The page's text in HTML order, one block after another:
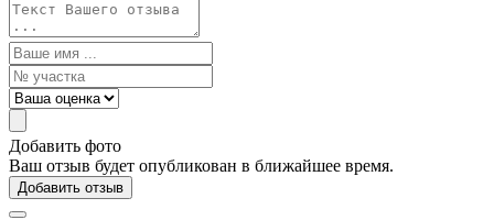
Добавить фото
Ваш отзыв будет опубликован в ближайшее время.
Добавить отзыв